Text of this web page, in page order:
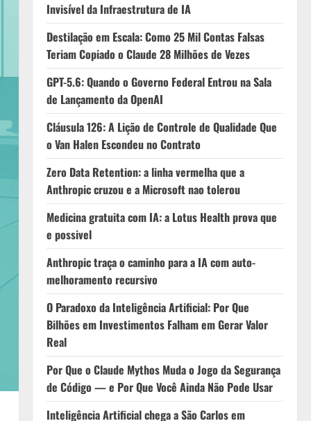
Invisível da Infraestrutura de IA
Destilação em Escala: Como 25 Mil Contas Falsas
Teriam Copiado o Claude 28 Milhões de Vezes
GPT-5.6: Quando o Governo Federal Entrou na Sala
de Lançamento da OpenAI
Cláusula 126: A Lição de Controle de Qualidade Que
o Van Halen Escondeu no Contrato
Zero Data Retention: a linha vermelha que a
Anthropic cruzou e a Microsoft nao tolerou
Medicina gratuita com IA: a Lotus Health prova que
e possivel
Anthropic traça o caminho para a IA com auto-
melhoramento recursivo
O Paradoxo da Inteligência Artificial: Por Que
Bilhões em Investimentos Falham em Gerar Valor
Real
Por Que o Claude Mythos Muda o Jogo da Segurança
de Código — e Por Que Você Ainda Não Pode Usar
Inteligência Artificial chega a São Carlos em